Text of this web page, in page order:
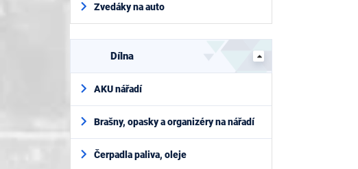
Zvedáky na auto
Dílna
AKU nářadí
Brašny, opasky a organizéry na nářadí
Čerpadla paliva, oleje